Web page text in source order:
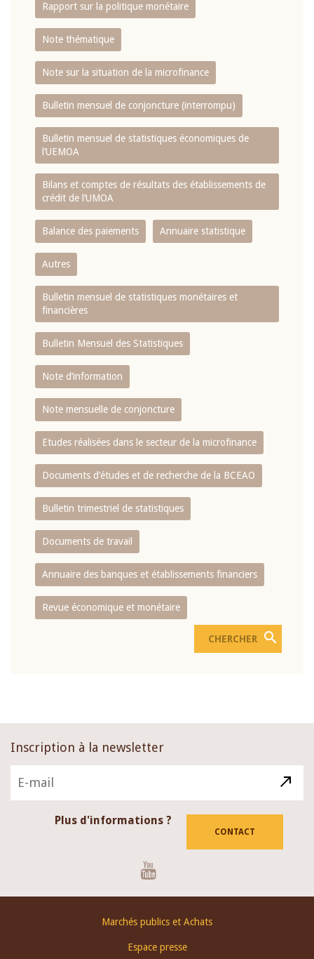
Rapport sur la politique monétaire
Note thématique
Note sur la situation de la microfinance
Bulletin mensuel de conjoncture (interrompu)
Bulletin mensuel de statistiques économiques de
l‘UEMOA
Bilans et comptes de résultats des établissements de
crédit de l‘UMOA
Balance des paiements Annuaire statistique
Autres
Bulletin mensuel de statistiques monétaires et
financières
Bulletin Mensuel des Statistiques
Note d’information
Note mensuelle de conjoncture
Etudes réalisées dans le secteur de la microfinance
Documents d’études et de recherche de la BCEAO
Bulletin trimestriel de statistiques
Documents de travail
Annuaire des banques et établissements financiers
Revue économique et monétaire
Inscription à la newsletter
Plus d'informations ?
CONTACT
Marchés publics et Achats
Espace presse